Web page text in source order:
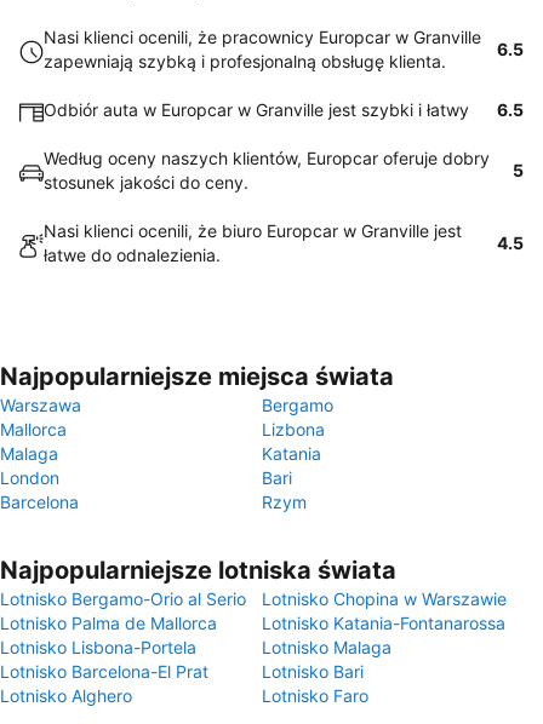
Nasi klienci ocenili, że pracownicy Europcar w Granville
zapewniają szybką i profesjonalną obsługę klienta.
6.5
Odbiór auta w Europcar w Granville jest szybki i łatwy 6.5
Według oceny naszych klientów, Europcar oferuje dobry
stosunek jakości do ceny.
5
Nasi klienci ocenili, że biuro Europcar w Granville jest
łatwe do odnalezienia.
4.5
Najpopularniejsze miejsca świata
Warszawa
Bergamo
Mallorca
Lizbona
Malaga
Katania
London
Bari
Barcelona
Rzym
Najpopularniejsze lotniska świata
Lotnisko Bergamo-Orio al Serio
Lotnisko Chopina w Warszawie
Lotnisko Palma de Mallorca
Lotnisko Katania-Fontanarossa
Lotnisko Lisbona-Portela
Lotnisko Malaga
Lotnisko Barcelona-El Prat
Lotnisko Bari
Lotnisko Alghero
Lotnisko Faro